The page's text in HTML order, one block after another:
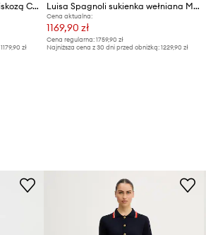
Luisa Spagnoli sukienka z wiskozą Corriera
1179,90 zł
Luisa Spagnoli sukienka wełniana Mariolina
Cena aktualna:
1169,90 zł
Cena regularna:1759,90 zł
Najniższa cena z 30 dni przed obniżką:1229,90 zł